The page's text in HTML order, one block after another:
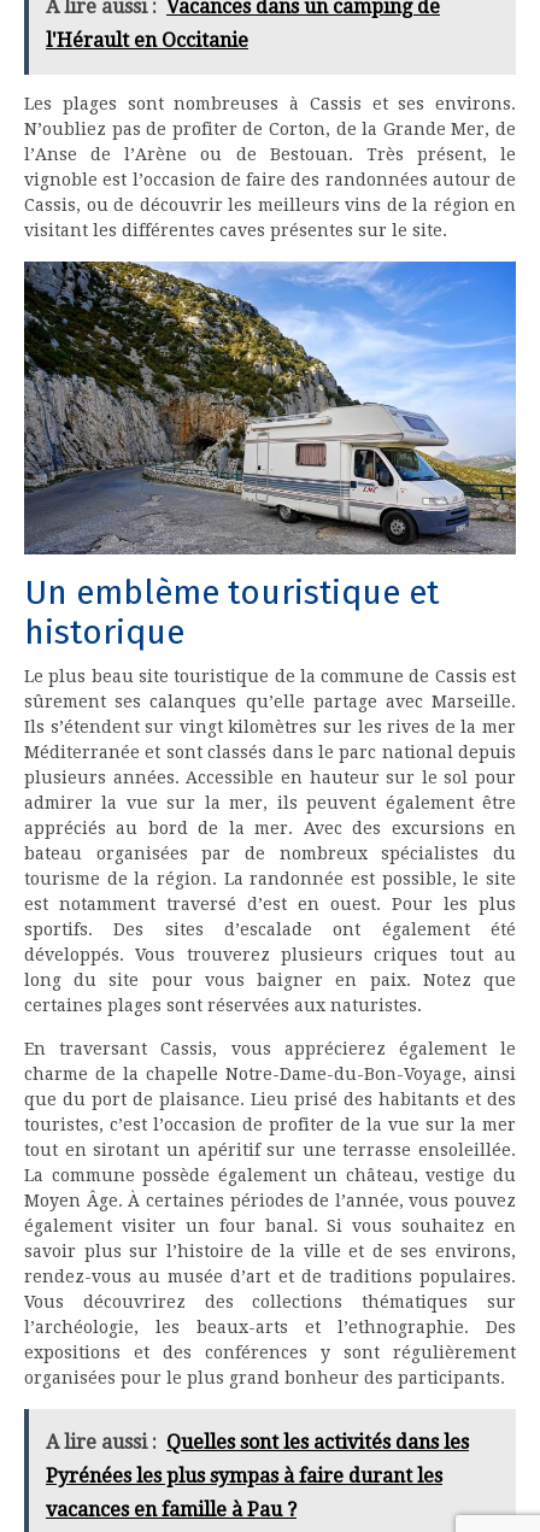
A lire aussi : Vacances dans un camping de
l'Hérault en Occitanie
Les plages sont nombreuses à Cassis et ses environs.
N’oubliez pas de profiter de Corton, de la Grande Mer, de
l’Anse de l’Arène ou de Bestouan. Très présent, le
vignoble est l’occasion de faire des randonnées autour de
Cassis, ou de découvrir les meilleurs vins de la région en
visitant les différentes caves présentes sur le site.
Un emblème touristique et
historique
Le plus beau site touristique de la commune de Cassis est
sûrement ses calanques qu’elle partage avec Marseille.
Ils s’étendent sur vingt kilomètres sur les rives de la mer
Méditerranée et sont classés dans le parc national depuis
plusieurs années. Accessible en hauteur sur le sol pour
admirer la vue sur la mer, ils peuvent également être
appréciés au bord de la mer. Avec des excursions en
bateau organisées par de nombreux spécialistes du
tourisme de la région. La randonnée est possible, le site
est notamment traversé d’est en ouest. Pour les plus
sportifs. Des sites d’escalade ont également été
développés. Vous trouverez plusieurs criques tout au
long du site pour vous baigner en paix. Notez que
certaines plages sont réservées aux naturistes.
En traversant Cassis, vous apprécierez également le
charme de la chapelle Notre-Dame-du-Bon-Voyage, ainsi
que du port de plaisance. Lieu prisé des habitants et des
touristes, c’est l’occasion de profiter de la vue sur la mer
tout en sirotant un apéritif sur une terrasse ensoleillée.
La commune possède également un château, vestige du
Moyen Âge. À certaines périodes de l’année, vous pouvez
également visiter un four banal. Si vous souhaitez en
savoir plus sur l’histoire de la ville et de ses environs,
rendez-vous au musée d’art et de traditions populaires.
Vous découvrirez des collections thématiques sur
l’archéologie, les beaux-arts et l’ethnographie. Des
expositions et des conférences y sont régulièrement
organisées pour le plus grand bonheur des participants.
A lire aussi : Quelles sont les activités dans les
Pyrénées les plus sympas à faire durant les
vacances en famille à Pau ?